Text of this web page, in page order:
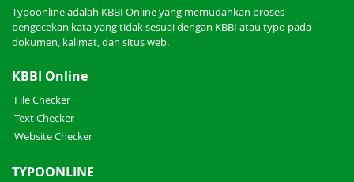
Typoonline adalah KBBI Online yang memudahkan proses
pengecekan kata yang tidak sesuai dengan KBBI atau typo pada
dokumen, kalimat, dan situs web.
KBBI Online
File Checker
Text Checker
Website Checker
TYPOONLINE